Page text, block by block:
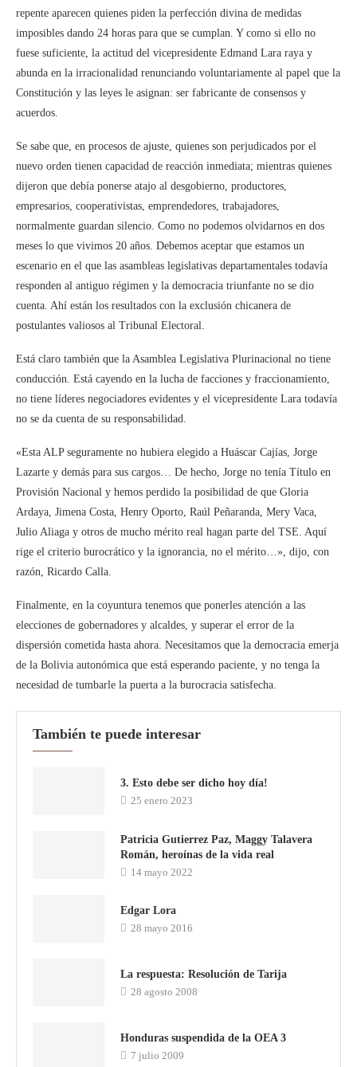
repente aparecen quienes piden la perfección divina de medidas
imposibles dando 24 horas para que se cumplan. Y como si ello no
fuese suficiente, la actitud del vicepresidente Edmand Lara raya y
abunda en la irracionalidad renunciando voluntariamente al papel que la
Constitución y las leyes le asignan: ser fabricante de consensos y
acuerdos.
Se sabe que, en procesos de ajuste, quienes son perjudicados por el
nuevo orden tienen capacidad de reacción inmediata; mientras quienes
dijeron que debía ponerse atajo al desgobierno, productores,
empresarios, cooperativistas, emprendedores, trabajadores,
normalmente guardan silencio. Como no podemos olvidarnos en dos
meses lo que vivimos 20 años. Debemos aceptar que estamos un
escenario en el que las asambleas legislativas departamentales todavía
responden al antiguo régimen y la democracia triunfante no se dio
cuenta. Ahí están los resultados con la exclusión chicanera de
postulantes valiosos al Tribunal Electoral.
Está claro también que la Asamblea Legislativa Plurinacional no tiene
conducción. Está cayendo en la lucha de facciones y fraccionamiento,
no tiene líderes negociadores evidentes y el vicepresidente Lara todavía
no se da cuenta de su responsabilidad.
«Esta ALP seguramente no hubiera elegido a Huáscar Cajías, Jorge
Lazarte y demás para sus cargos… De hecho, Jorge no tenía Título en
Provisión Nacional y hemos perdido la posibilidad de que Gloria
Ardaya, Jimena Costa, Henry Oporto, Raúl Peñaranda, Mery Vaca,
Julio Aliaga y otros de mucho mérito real hagan parte del TSE. Aquí
rige el criterio burocrático y la ignorancia, no el mérito…», dijo, con
razón, Ricardo Calla.
Finalmente, en la coyuntura tenemos que ponerles atención a las
elecciones de gobernadores y alcaldes, y superar el error de la
dispersión cometida hasta ahora. Necesitamos que la democracia emerja
de la Bolivia autonómica que está esperando paciente, y no tenga la
necesidad de tumbarle la puerta a la burocracia satisfecha.
También te puede interesar
3. Esto debe ser dicho hoy día!
25 enero 2023
Patricia Gutierrez Paz, Maggy Talavera
Román, heroínas de la vida real
14 mayo 2022
Edgar Lora
28 mayo 2016
La respuesta: Resolución de Tarija
28 agosto 2008
Honduras suspendida de la OEA 3
7 julio 2009